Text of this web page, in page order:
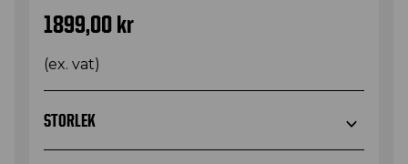
1899,00 kr
(ex. vat)
STORLEK